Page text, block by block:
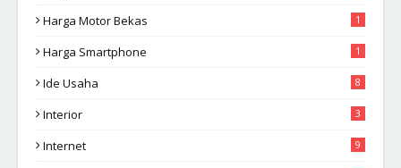
Harga Motor Bekas 1
Harga Smartphone 1
Ide Usaha 8
Interior 3
Internet 9